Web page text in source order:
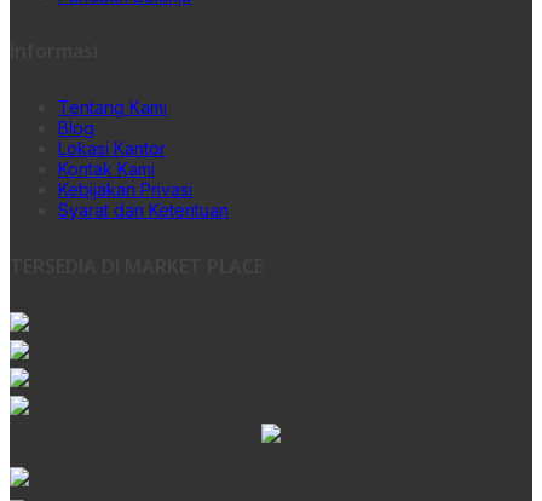
Tentang Kami
Blog
Lokasi Kantor
Kontak Kami
Kebijakan Privasi
Syarat dan Ketentuan